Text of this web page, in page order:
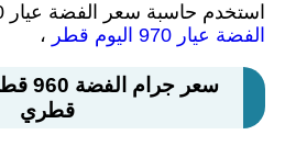
استخدم حاسبة سعر الفضة عيار 970
الفضة عيار 970 اليوم قطر
،
قطري